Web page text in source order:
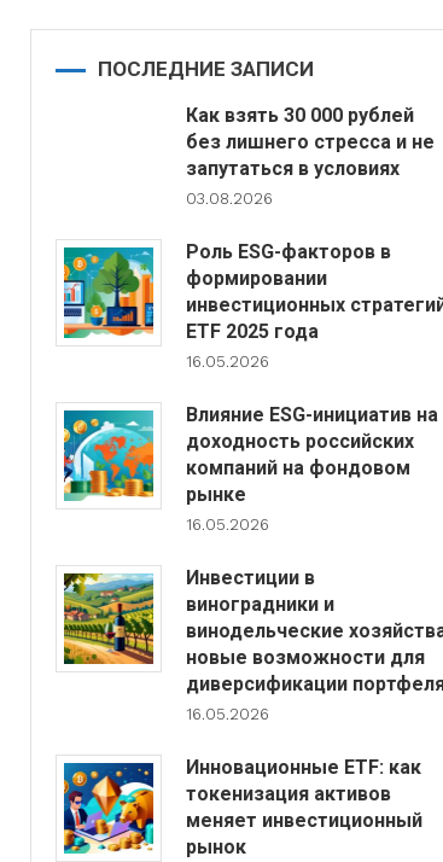
ПОСЛЕДНИЕ ЗАПИСИ
Как взять 30 000 рублей
без лишнего стресса и не
запутаться в условиях
03.08.2026
Роль ESG-факторов в
формировании
инвестиционных
ETF 2025 года
16.05.2026
Влияние ESG-инициатив на
доходность российских
компаний на фондовом
рынке
16.05.2026
Инвестиции в
виноградники и
винодельческие
новые возможности для
диверсификации
16.05.2026
Инновационные ETF: как
токенизация активов
меняет инвестиционный
рынок